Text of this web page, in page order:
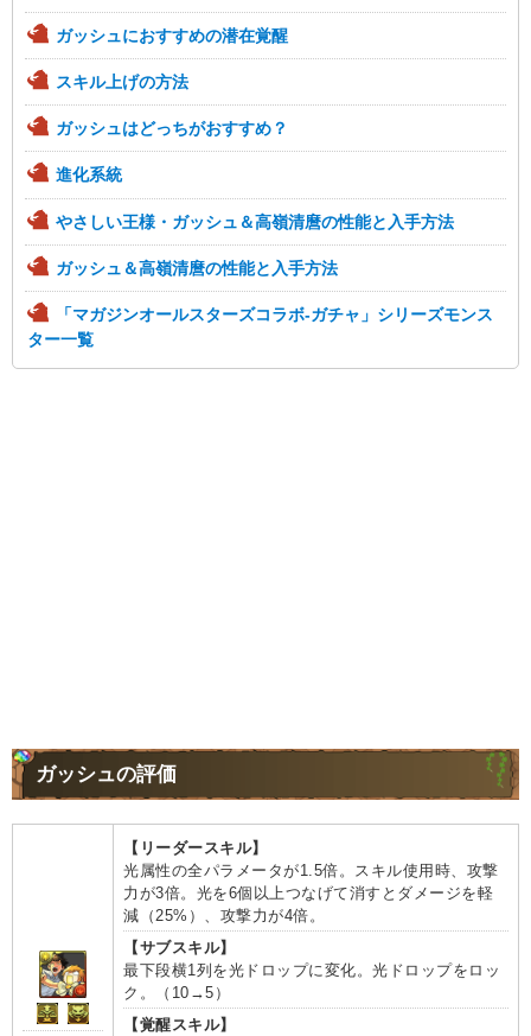
ガッシュにおすすめの潜在覚醒
スキル上げの方法
ガッシュはどっちがおすすめ？
進化系統
やさしい王様・ガッシュ＆高嶺清麿の性能と入手方法
ガッシュ＆高嶺清麿の性能と入手方法
「マガジンオールスターズコラボ-ガチャ」シリーズモンス
ター一覧
ガッシュの評価
【リーダースキル】
光属性の全パラメータが1.5倍。スキル使用時、攻撃
力が3倍。光を6個以上つなげて消すとダメージを軽
減（25%）、攻撃力が4倍。
【サブスキル】
最下段横1列を光ドロップに変化。光ドロップをロッ
ク。（10→5）
【覚醒スキル】